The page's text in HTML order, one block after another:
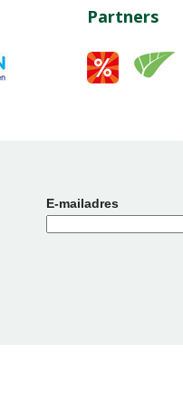
Partners
E-mailadres